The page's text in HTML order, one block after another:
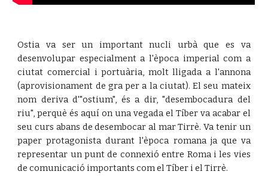
Ostia va ser un important nucli urbà que es va
desenvolupar especialment a l'època imperial com a
ciutat comercial i portuària, molt lligada a l'annona
(aprovisionament de gra per a la ciutat). El seu mateix
nom deriva d'"ostium", és a dir, "desembocadura del
riu", perquè és aquí on una vegada el Tíber va acabar el
seu curs abans de desembocar al mar Tirrè. Va tenir un
paper protagonista durant l'època romana ja que va
representar un punt de connexió entre Roma i les vies
de comunicació importants com el Tíber i el Tirrè.